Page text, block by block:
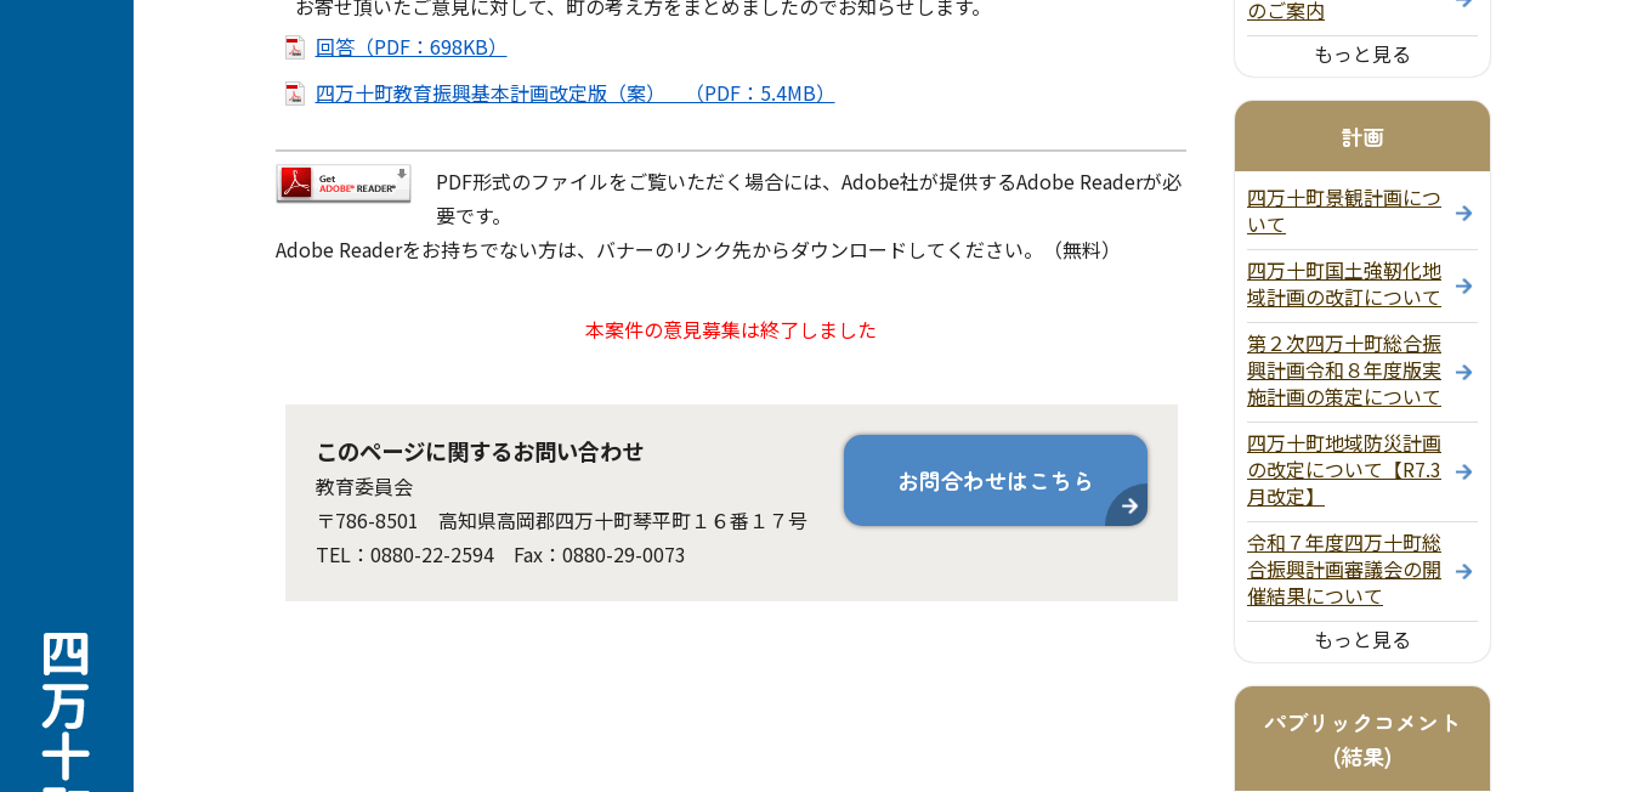
お寄せ頂いたご意見に対して、町の考え方をまとめましたのでお知らせします。
回答（PDF：698KB）
四万十町教育振興基本計画改定版（案） （PDF：5.4MB）
PDF形式のファイルをご覧いただく場合には、Adobe社が提供するAdobe Readerが必
要です。
Adobe Readerをお持ちでない方は、バナーのリンク先からダウンロードしてください。（無料）
本案件の意見募集は終了しました
このページに関するお問い合わせ
教育委員会
〒786-8501 高知県高岡郡四万十町琴平町１６番１７号
TEL：0880-22-2594 Fax：0880-29-0073
お問合わせはこちら
のご案内
もっと見る
計画
四万十町景観計画につ
いて
四万十町国土強靭化地
域計画の改訂について
第２次四万十町総合振
興計画令和８年度版実
施計画の策定について
四万十町地域防災計画
の改定について【R7.3
月改定】
令和７年度四万十町総
合振興計画審議会の開
催結果について
もっと見る
パブリックコメント
(結果)